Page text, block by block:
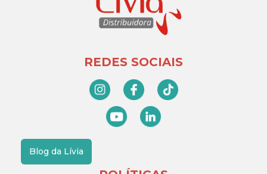
REDES SOCIAIS
Blog da Lívia